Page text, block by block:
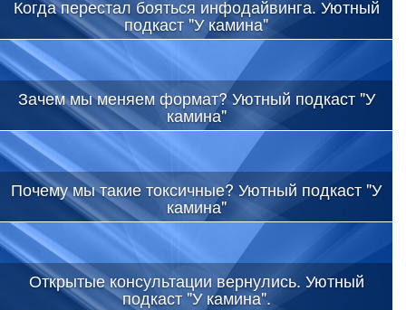
Когда перестал бояться инфодайвинга. Уютный
подкаст "У камина"
Зачем мы меняем формат? Уютный подкаст "У
камина"
Почему мы такие токсичные? Уютный подкаст "У
камина"
Открытые консультации вернулись. Уютный
подкаст "У камина".